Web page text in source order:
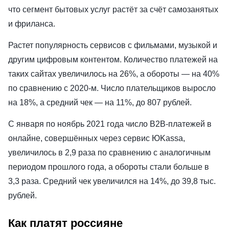
что сегмент бытовых услуг растёт за счёт самозанятых
и фриланса.
Растет популярность сервисов с фильмами, музыкой и
другим цифровым контентом. Количество платежей на
таких сайтах увеличилось на 26%, а обороты — на 40%
по сравнению с 2020-м. Число плательщиков выросло
на 18%, а средний чек — на 11%, до 807 рублей.
С января по ноябрь 2021 года число B2B-платежей в
онлайне, совершённых через сервис ЮKassa,
увеличилось в 2,9 раза по сравнению с аналогичным
периодом прошлого года, а обороты стали больше в
3,3 раза. Средний чек увеличился на 14%, до 39,8 тыс.
рублей.
Как платят россияне